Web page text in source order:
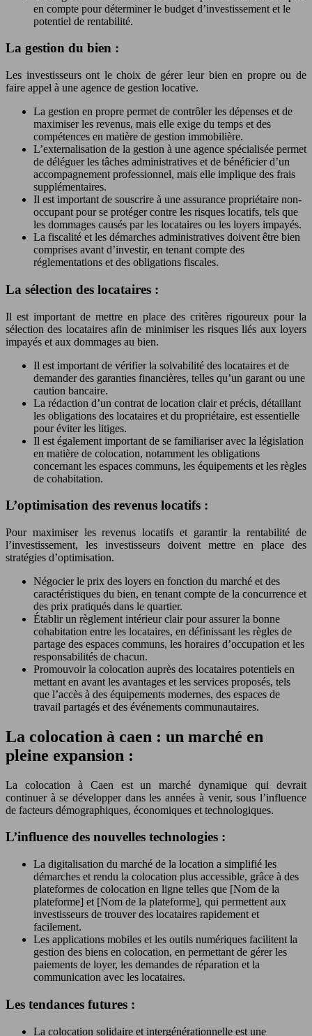
en compte pour déterminer le budget d’investissement et le
potentiel de rentabilité.
La gestion du bien :
Les investisseurs ont le choix de gérer leur bien en propre ou de
faire appel à une agence de gestion locative.
La gestion en propre permet de contrôler les dépenses et de
maximiser les revenus, mais elle exige du temps et des
compétences en matière de gestion immobilière.
L’externalisation de la gestion à une agence spécialisée permet
de déléguer les tâches administratives et de bénéficier d’un
accompagnement professionnel, mais elle implique des frais
supplémentaires.
Il est important de souscrire à une assurance propriétaire non-
occupant pour se protéger contre les risques locatifs, tels que
les dommages causés par les locataires ou les loyers impayés.
La fiscalité et les démarches administratives doivent être bien
comprises avant d’investir, en tenant compte des
réglementations et des obligations fiscales.
La sélection des locataires :
Il est important de mettre en place des critères rigoureux pour la
sélection des locataires afin de minimiser les risques liés aux loyers
impayés et aux dommages au bien.
Il est important de vérifier la solvabilité des locataires et de
demander des garanties financières, telles qu’un garant ou une
caution bancaire.
La rédaction d’un contrat de location clair et précis, détaillant
les obligations des locataires et du propriétaire, est essentielle
pour éviter les litiges.
Il est également important de se familiariser avec la législation
en matière de colocation, notamment les obligations
concernant les espaces communs, les équipements et les règles
de cohabitation.
L’optimisation des revenus locatifs :
Pour maximiser les revenus locatifs et garantir la rentabilité de
l’investissement, les investisseurs doivent mettre en place des
stratégies d’optimisation.
Négocier le prix des loyers en fonction du marché et des
caractéristiques du bien, en tenant compte de la concurrence et
des prix pratiqués dans le quartier.
Établir un règlement intérieur clair pour assurer la bonne
cohabitation entre les locataires, en définissant les règles de
partage des espaces communs, les horaires d’occupation et les
responsabilités de chacun.
Promouvoir la colocation auprès des locataires potentiels en
mettant en avant les avantages et les services proposés, tels
que l’accès à des équipements modernes, des espaces de
travail partagés et des événements communautaires.
La colocation à caen : un marché en
pleine expansion :
La colocation à Caen est un marché dynamique qui devrait
continuer à se développer dans les années à venir, sous l’influence
de facteurs démographiques, économiques et technologiques.
L’influence des nouvelles technologies :
La digitalisation du marché de la location a simplifié les
démarches et rendu la colocation plus accessible, grâce à des
plateformes de colocation en ligne telles que [Nom de la
plateforme] et [Nom de la plateforme], qui permettent aux
investisseurs de trouver des locataires rapidement et
facilement.
Les applications mobiles et les outils numériques facilitent la
gestion des biens en colocation, en permettant de gérer les
paiements de loyer, les demandes de réparation et la
communication avec les locataires.
Les tendances futures :
La colocation solidaire et intergénérationnelle est une